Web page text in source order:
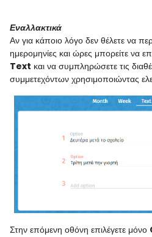
Εναλλακτικά
Αν για κάποιο λόγο δεν θέλετε να
ημερομηνίες και ώρες μπορείτε να
Text και να συμπληρώσετε τις
συμμετεχόντων χρησιμοποιώντας
Στην επόμενη οθόνη επιλέγετε μόνο